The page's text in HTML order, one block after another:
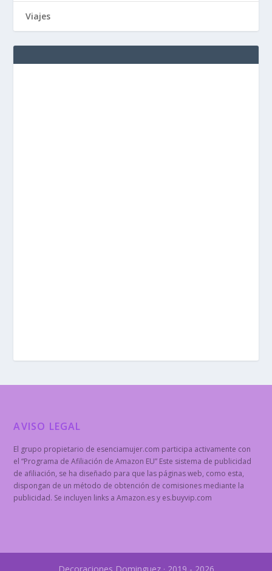
Viajes
AVISO LEGAL
El grupo propietario de esenciamujer.com participa activamente con
el “Programa de Afiliación de Amazon EU” Este sistema de publicidad
de afiliación, se ha diseñado para que las páginas web, como esta,
dispongan de un método de obtención de comisiones mediante la
publicidad. Se incluyen links a Amazon.es y es.buyvip.com